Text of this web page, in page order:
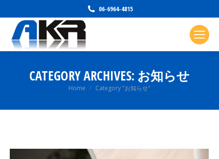
06-6964-4815
CATEGORY ARCHIVES: お知らせ
You are here:
Home Category "お知らせ"